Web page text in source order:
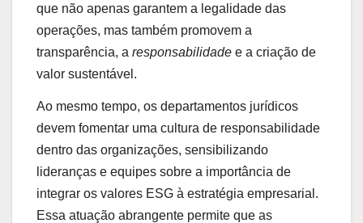
que não apenas garantem a legalidade das
operações, mas também promovem a
transparência, a responsabilidade e a criação de
valor sustentável.
Ao mesmo tempo, os departamentos jurídicos
devem fomentar uma cultura de responsabilidade
dentro das organizações, sensibilizando
lideranças e equipes sobre a importância de
integrar os valores ESG à estratégia empresarial.
Essa atuação abrangente permite que as